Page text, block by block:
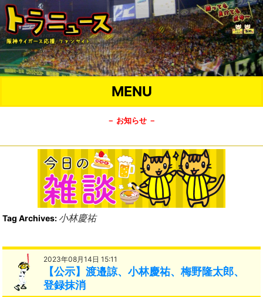
MENU
－ お知らせ －
Tag Archives: 小林慶祐
2023年08月14日 15:11
【公示】渡邉諒、小林慶祐、梅野隆太郎、
登録抹消